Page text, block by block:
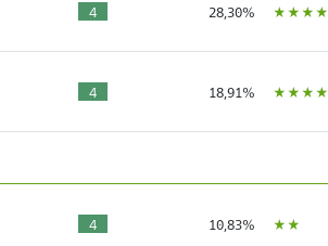
4 28,30% ÙÙÙÙ
4 18,91% ÙÙÙÙ
4 10,83% ÙÙ